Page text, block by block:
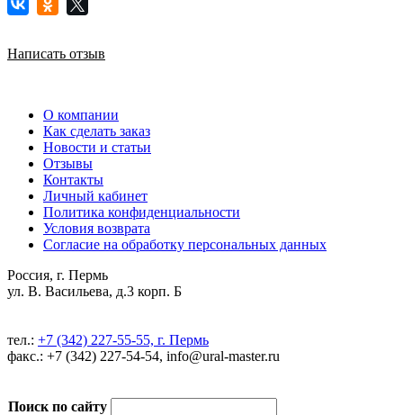
Написать отзыв
О компании
Как сделать заказ
Новости и статьи
Отзывы
Контакты
Личный кабинет
Политика конфиденциальности
Условия возврата
Согласие на обработку персональных данных
Россия, г. Пермь
ул. В. Васильева, д.3 корп. Б
тел.: +7 (342) 227-55-55, г. Пермь
факс.: +7 (342) 227-54-54, info@ural-master.ru
Поиск по сайту